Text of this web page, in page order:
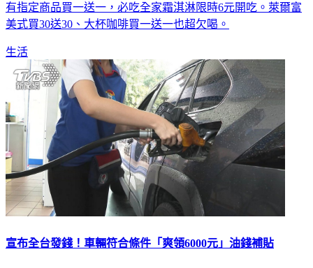
有指定商品買一送一，必吃全家霜淇淋限時6元開吃。萊爾富
美式買30送30、大杯咖啡買一送一也超欠喝。
生活
宣布全台發錢！車輛符合條件「爽領6000元」油錢補貼